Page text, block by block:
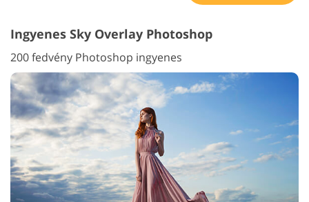
Ingyenes Sky Overlay Photoshop
200 fedvény Photoshop ingyenes